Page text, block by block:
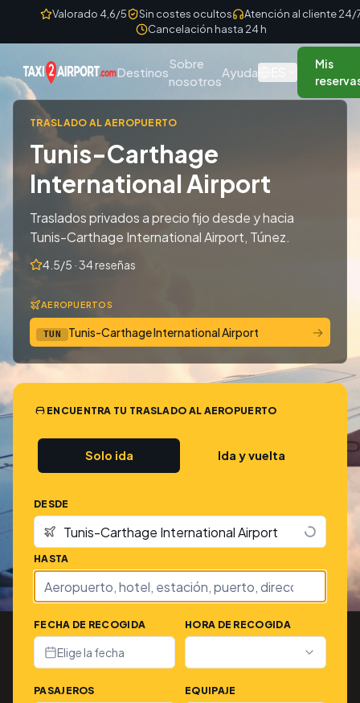
Skip to contentValorado 4,6/5 Sin costes ocultos
Atención al cliente 24/
Cancelación hasta 24 h
Destinos
Sobre
nosotros
Ayuda
Mis
TRASLADO AL AEROPUERTO
Tunis-Carthage
International Airport
Traslados privados a precio fijo desde y hacia
Tunis-Carthage International Airport, Túnez.
4.5/5 · 34 reseñas
AEROPUERTOS
TUN Tunis-Carthage International Airport →
ENCUENTRA TU TRASLADO AL AEROPUERTO
Solo ida Ida y vuelta
DESDE
HASTA
FECHA DE RECOGIDA
Elige la fecha
HORA DE RECOGIDA
PASAJEROS EQUIPAJE